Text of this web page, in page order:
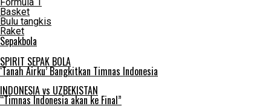
Basket
Bulu tangkis
Raket
Sepakbola
SPIRIT SEPAK BOLA
‘Tanah Airku’ Bangkitkan Timnas Indonesia
INDONESIA vs UZBEKISTAN
“Timnas Indonesia akan ke Final”